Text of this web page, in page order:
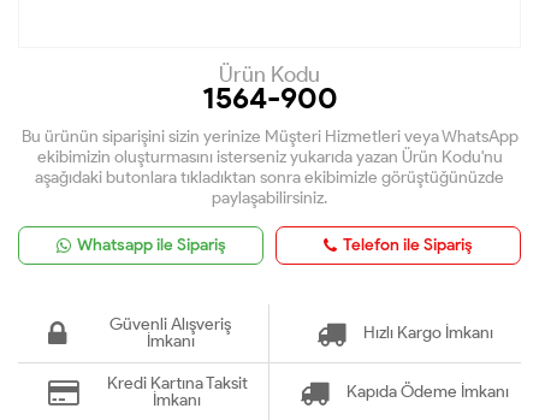
Ürün Kodu
1564-900
Bu ürünün siparişini sizin yerinize Müşteri Hizmetleri veya WhatsApp
ekibimizin oluşturmasını isterseniz yukarıda yazan Ürün Kodu'nu
aşağıdaki butonlara tıkladıktan sonra ekibimizle görüştüğünüzde
paylaşabilirsiniz.
Whatsapp ile Sipariş Telefon ile Sipariş
Güvenli Alışveriş
İmkanı
Hızlı Kargo İmkanı
Kredi Kartına Taksit
İmkanı
Kapıda Ödeme İmkanı